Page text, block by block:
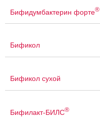
Бифидумбактерин форте®
Бификол
Бификол сухой
Бифилакт-БИЛС®